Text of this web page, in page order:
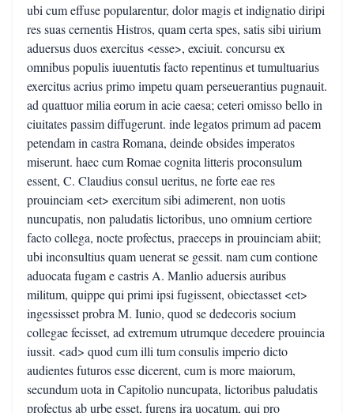
ubi cum effuse popularentur, dolor magis et indignatio diripi
res suas cernentis Histros, quam certa spes, satis sibi uirium
aduersus duos exercitus <esse>, exciuit. concursu ex
omnibus populis iuuentutis facto repentinus et tumultuarius
exercitus acrius primo impetu quam perseuerantius pugnauit.
ad quattuor milia eorum in acie caesa; ceteri omisso bello in
ciuitates passim diffugerunt. inde legatos primum ad pacem
petendam in castra Romana, deinde obsides imperatos
miserunt. haec cum Romae cognita litteris proconsulum
essent, C. Claudius consul ueritus, ne forte eae res
prouinciam <et> exercitum sibi adimerent, non uotis
nuncupatis, non paludatis lictoribus, uno omnium certiore
facto collega, nocte profectus, praeceps in prouinciam abiit;
ubi inconsultius quam uenerat se gessit. nam cum contione
aduocata fugam e castris A. Manlio aduersis auribus
militum, quippe qui primi ipsi fugissent, obiectasset <et>
ingessisset probra M. Iunio, quod se dedecoris socium
collegae fecisset, ad extremum utrumque decedere prouincia
iussit. <ad> quod cum illi tum consulis imperio dicto
audientes futuros esse dicerent, cum is more maiorum,
secundum uota in Capitolio nuncupata, lictoribus paludatis
profectus ab urbe esset, furens ira uocatum, qui pro